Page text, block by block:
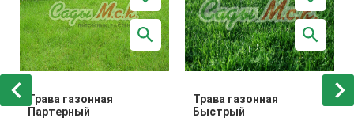
Трава газонная
Партерный
Трава газонная
Быстрый